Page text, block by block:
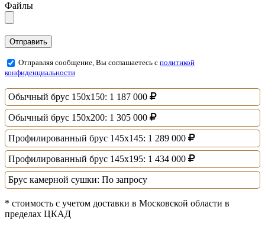
Файлы
Отправляя сообщение, Вы соглашаетесь с политикой
конфиденциальности
Обычный брус 150х150: 1 187 000
Обычный брус 150х200: 1 305 000
Профилированный брус 145х145: 1 289 000
Профилированный брус 145х195: 1 434 000
Брус камерной сушки: По запросу
* стоимость с учетом доставки в Московской области в
пределах ЦКАД